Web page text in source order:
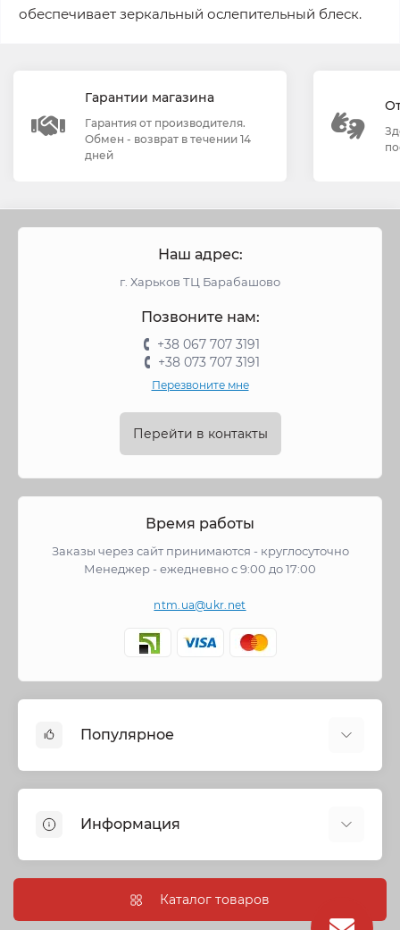
обеспечивает зеркальный ослепительный блеск.
Гарантии магазина
Гарантия от производителя.
Обмен - возврат в течении 14
дней
Наш адрес:
г. Харьков ТЦ Барабашово
Позвоните нам:
+38 067 707 3191
+38 073 707 3191
Перезвоните мне
Перейти в контакты
Время работы
Заказы через сайт принимаются - круглосуточно
Менеджер - ежедневно с 9:00 до 17:00
ntm.ua@ukr.net
Популярное
Запорная арматура
Трубы и фитинги
Насосное оборудование
Информация
Информация о доставке
О нас
Каталог товаров